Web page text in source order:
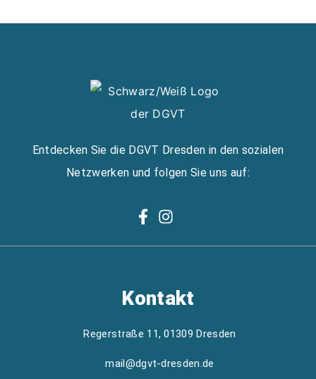
Entdecken Sie die DGVT Dresden in den sozialen
Netzwerken und folgen Sie uns auf:
Kontakt
Regerstraße 11, 01309 Dresden
mail@dgvt-dresden.de